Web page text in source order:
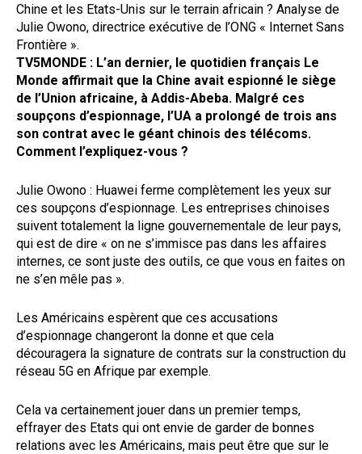
Chine et les Etats-Unis sur le terrain africain ? Analyse de
Julie Owono, directrice exécutive de l’ONG « Internet Sans
Frontière ».
TV5MONDE : L’an dernier, le quotidien français Le
Monde affirmait que la Chine avait espionné le siège
de l’Union africaine, à Addis-Abeba. Malgré ces
soupçons d’espionnage, l’UA a prolongé de trois ans
son contrat avec le géant chinois des télécoms.
Comment l’expliquez-vous ?
Julie Owono : Huawei ferme complètement les yeux sur
ces soupçons d’espionnage. Les entreprises chinoises
suivent totalement la ligne gouvernementale de leur pays,
qui est de dire « on ne s’immisce pas dans les affaires
internes, ce sont juste des outils, ce que vous en faites on
ne s’en mêle pas ».
Les Américains espèrent que ces accusations
d’espionnage changeront la donne et que cela
découragera la signature de contrats sur la construction du
réseau 5G en Afrique par exemple.
Cela va certainement jouer dans un premier temps,
effrayer des Etats qui ont envie de garder de bonnes
relations avec les Américains, mais peut être que sur le